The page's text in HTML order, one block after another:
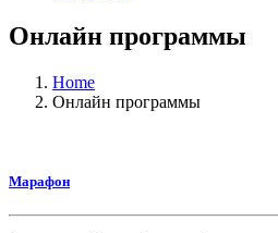
Онлайн программы
Home
Онлайн программы
Марафон